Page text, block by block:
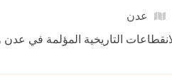
عدن
التاريخية المؤلمة في